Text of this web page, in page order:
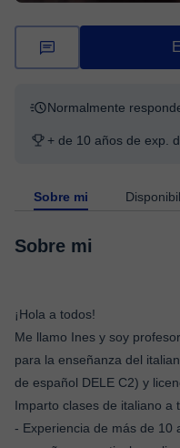
Normalmente
+ de 10 años de exp.
Sobre mi
Sobre mi
¡Hola a todos!
Me llamo Ines y soy
para la enseñanza del
de español DELE C2) y
Imparto clases de italiano a
- Experiencia de más de 10